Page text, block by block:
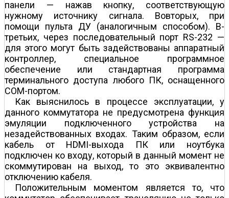
панели — нажав кнопку, соответствующую
нужному источнику сигнала. Во­вторых, при
помощи пульта ДУ (аналогичным способом). В-
третьих, через последовательный порт RS-232 —
для этого могут быть задействованы аппаратный
контроллер, специальное программное
обеспечение или стандартная программа
терминального доступа любого ПК, оснащенного
COM-портом.
Как выяснилось в процессе эксплуатации, у
данного коммутатора не предусмотрена функция
эмуляции подключенного устройства на
незадействованных входах. Таким образом, если
кабель от HDMI-выхода ПК или ноутбука
подключен ко входу, который в данный момент не
скоммутирован на выход, то это эквивалентно
отключению кабеля.
Положительным моментом является то, что